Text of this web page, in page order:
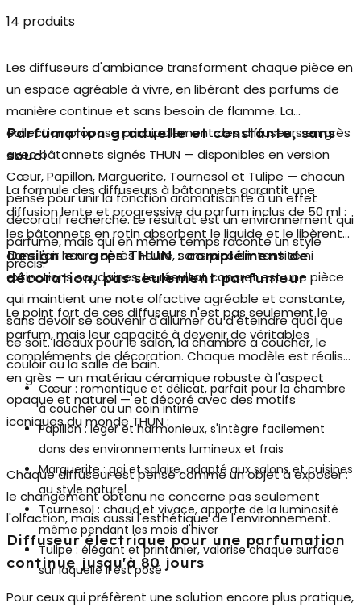
14 produits
Les diffuseurs d'ambiance transforment chaque pièce en
un espace agréable à vivre, en libérant des parfums de
manière continue et sans besoin de flamme. La
collection propose principalement des diffuseurs engrès
avec bâtonnets signés THUN — disponibles en version
Cœur, Papillon, Marguerite, Tournesol et Tulipe — chacun
pensé pour unir la fonction aromatisante à un effet
décoratif recherché. Le résultat est un environnement qui
parfume, mais qui en même temps raconte un style
précis.
Parfumation graduelle et constante, sans
souci
La formule des diffuseurs à bâtonnets garantit une
diffusion lente et progressive du parfum inclus de 50 ml:
les bâtonnets en rotin absorbent le liquide et le libèrent
dans l'air heure après heure, sans pics d'intensité ni
extinctions soudaines. Le résultat concret est une pièce
qui maintient une note olfactive agréable et constante,
sans devoir se souvenir d'allumer ou d'éteindre quoi que
ce soit. Idéaux pour le salon, la chambre à coucher, le
couloir ou la salle de bain.
Design en grès THUN : complément de
décoration, pas seulement parfumeur
Le point fort de ces diffuseurs n'est pas seulement le
parfum, mais leur capacité à devenir de véritables
compléments de décoration. Chaque modèle est réalisé
en grès — un matériau céramique robuste à l'aspect
opaque et naturel — et décoré avec des motifs
iconiques du monde THUN :
Cœur : romantique et délicat, parfait pour la chambre
à coucher ou un coin intime
Papillon : léger et harmonieux, s'intègre facilement
dans des environnements lumineux et frais
Marguerite: gai et solaire, adapté aux salons et cuisines
au style naturel
Tournesol : chaud et vivace, apporte de la luminosité
même pendant les mois d'hiver
Tulipe: élégant et printanier, valorise chaque surface
sur laquelle il est posé
Chaque diffuseur est pensé comme un objet à exposer :
le changement obtenu ne concerne pas seulement
l'olfaction, mais aussi l'esthétique de l'environnement.
Diffuseur électrique pour une parfumation
continue jusqu'à 80 jours
Pour ceux qui préfèrent une solution encore plus pratique,